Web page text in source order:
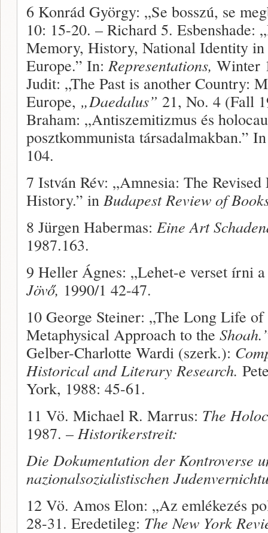
6 Konrád György: „Se bosszú, se
10: 15-20. – Richard 5. Esbenshade:
Memory, History, Natio­nal Identity in
Europe.” In:Representations, Winter
Judit: „The Past is another Country:
Europe, „Daedalus” 21, No. 4 (Fall
Braham: „Antiszemitiz­mus és
posztkommunista tár­sadalmakban.”
104.
7 István Rév: „Amnesia: The
History.” in Budapest Review of
8 Jürgen Habermas: Eine Art
1987.163.
9 Heller Ágnes: „Lehet-e verset írni
Jövő, 1990/1 42-47.
10 George Steiner: „The Long Life
Metaphysical Approach to the
Gelber-Charlotte Wardi (szerk.):
Historical and Literary Research.
York, 1988: 45-61.
11 Vö. Michael R. Marrus: The
1987. – Historikerstreit:
Die Dokumentation der Kontroverse
nazionalsozialistischen
12 Vö. Amos Elon: „Az emlékezés
28-31. Eredetileg: The New York